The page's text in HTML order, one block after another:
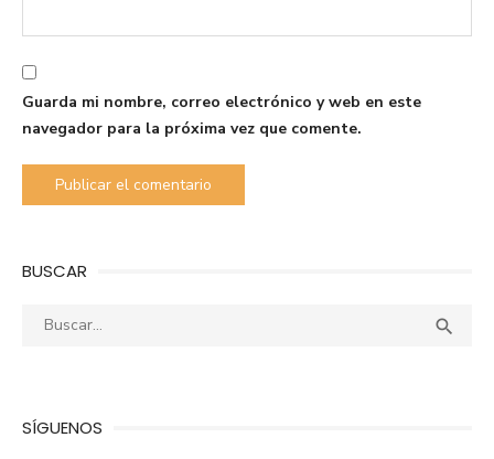
Guarda mi nombre, correo electrónico y web en este
navegador para la próxima vez que comente.
BUSCAR
Buscar: 
SÍGUENOS